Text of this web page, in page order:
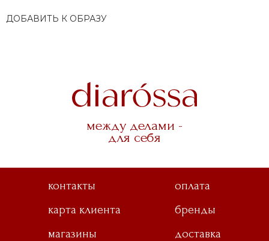
ДОБАВИТЬ К ОБРАЗУ
между делами -
для себя
контакты
оплата
карта клиента
бренды
магазины
доставка